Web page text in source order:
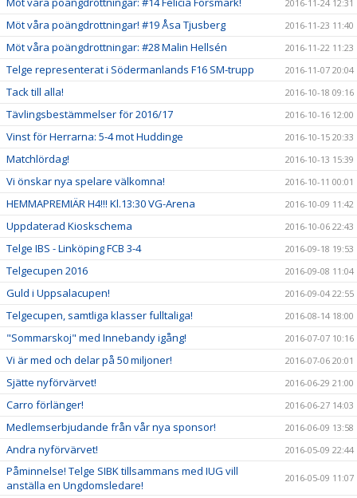
2016-11-24 12:31
Möt våra poängdrottningar! #19 Åsa Tjusberg 2016-11-23 11:40
Möt våra poängdrottningar: #28 Malin Hellsén 2016-11-22 11:23
Telge representerat i Södermanlands F16 SM-trupp 2016-11-07 20:04
Tack till alla! 2016-10-18 09:16
Tävlingsbestämmelser för 2016/17 2016-10-16 12:00
Vinst för Herrarna: 5-4 mot Huddinge 2016-10-15 20:33
Matchlördag! 2016-10-13 15:39
Vi önskar nya spelare välkomna! 2016-10-11 00:01
HEMMAPREMIÄR H4!!! Kl.13:30 VG-Arena 2016-10-09 11:42
Uppdaterad Kioskschema 2016-10-06 22:43
Telge IBS - Linköping FCB 3-4 2016-09-18 19:53
Telgecupen 2016 2016-09-08 11:04
Guld i Uppsalacupen! 2016-09-04 22:55
Telgecupen, samtliga klasser fulltaliga! 2016-08-14 18:00
"Sommarskoj" med Innebandy igång! 2016-07-07 10:16
Vi är med och delar på 50 miljoner! 2016-07-06 20:01
Sjätte nyförvärvet! 2016-06-29 21:00
Carro förlänger! 2016-06-27 14:03
Medlemserbjudande från vår nya sponsor! 2016-06-09 13:58
Andra nyförvärvet! 2016-05-09 22:44
Påminnelse! Telge SIBK tillsammans med IUG vill
anställa en Ungdomsledare!
2016-05-09 11:07